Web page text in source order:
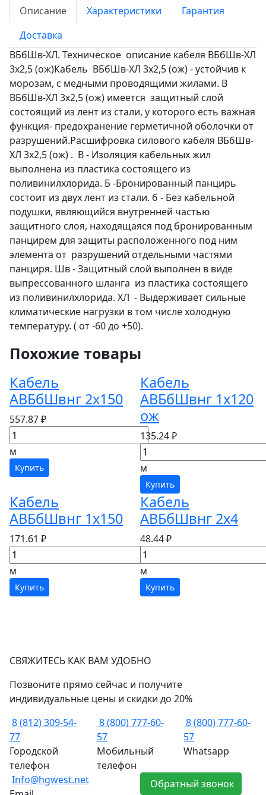
Описание Характеристики
Гарантия
Доставка
ВБбШв-ХЛ. Техническое описание кабеля ВБбШв-ХЛ
3х2,5 (ож)Кабель ВБбШв-ХЛ 3х2,5 (ож) - устойчив к
морозам, с медными проводящими жилами. В
ВБбШв-ХЛ 3х2,5 (ож) имеется защитный слой
состоящий из лент из стали, у которого есть важная
функция- предохранение герметичной оболочки от
разрушений.Расшифровка силового кабеля ВБбШв-
ХЛ 3х2,5 (ож) . В - Изоляция кабельных жил
выполнена из пластика состоящего из
поливинилхлорида. Б -Бронированный панцирь
состоит из двух лент из стали. б - Без кабельной
подушки, являющийся внутренней частью
защитного слоя, находящаяся под бронированным
панцирем для защиты расположенного под ним
элемента от разрушений отдельными частями
панциря. Шв - Защитный слой выполнен в виде
выпрессованного шланга из пластика состоящего
из поливинилхлорида. ХЛ - Выдерживает сильные
климатические нагрузки в том числе холодную
температуру. ( от -60 до +50).
Похожие товары
Кабель
АВБбШвнг 2х150
557.87 ₽
м
Купить
Кабель
АВБбШвнг 1х120
ож
135.24 ₽
м
Купить
Кабель
АВБбШвнг 1х150
171.61 ₽
м
Купить
Кабель
АВБбШвнг 2х4
48.44 ₽
м
Купить
СВЯЖИТЕСЬ КАК ВАМ УДОБНО
Позвоните прямо сейчас и получите
индивидуальные цены и скидки до 20%
8 (812) 309-54-
77
Городской
телефон
8 (800) 777-60-
57
Мобильный
телефон
8 (800) 777-60-
57
Whatsapp
Info@hgwest.net
Обратный звонок